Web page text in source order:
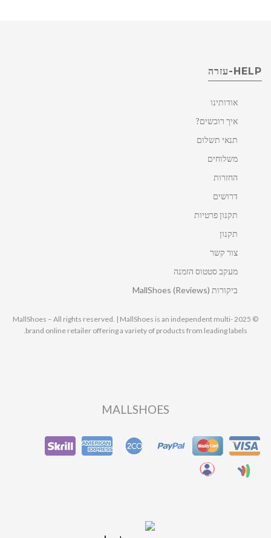
HELP-עזרה
אודותינו
איך רוכשים?
תנאי תשלום
משלוחים
החזרות
דרושים
תקנון פרטיות
תקנון
צור קשר
מעקב סטטוס הזמנה
ביקורות MallShoes (Reviews)
© 2025 MallShoes – All rights reserved. | MallShoes is an independent multi-
brand online retailer offering a variety of products from leading labels.
MALLSHOES